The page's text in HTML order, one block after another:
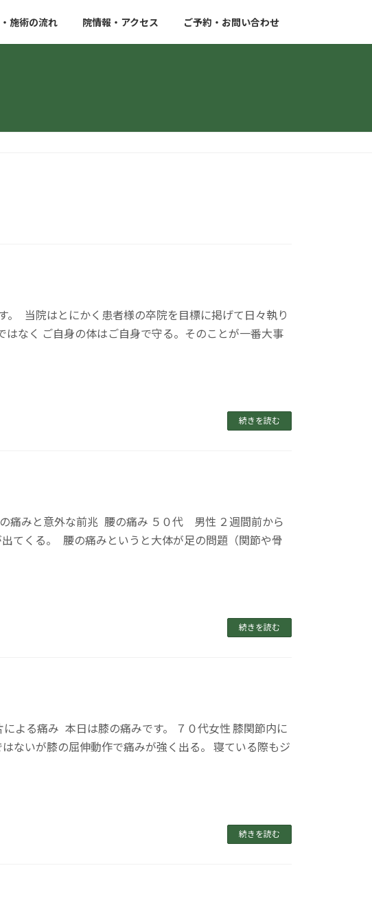
施術の流れ 院情報・アクセス ご予約・お問い合わせ
。 当院はとにかく患者様の卒院を目標に掲げて日々執り
なく ご自身の体はご自身で守る。そのことが一番大事
続きを読む
痛みと意外な前兆 腰の痛み ５０代 男性 ２週間前から
てくる。 腰の痛みというと大体が足の問題（関節や骨
続きを読む
よる痛み 本日は膝の痛みです。 ７０代女性 膝関節内に
ないが膝の屈伸動作で痛みが強く出る。 寝ている際もジ
続きを読む